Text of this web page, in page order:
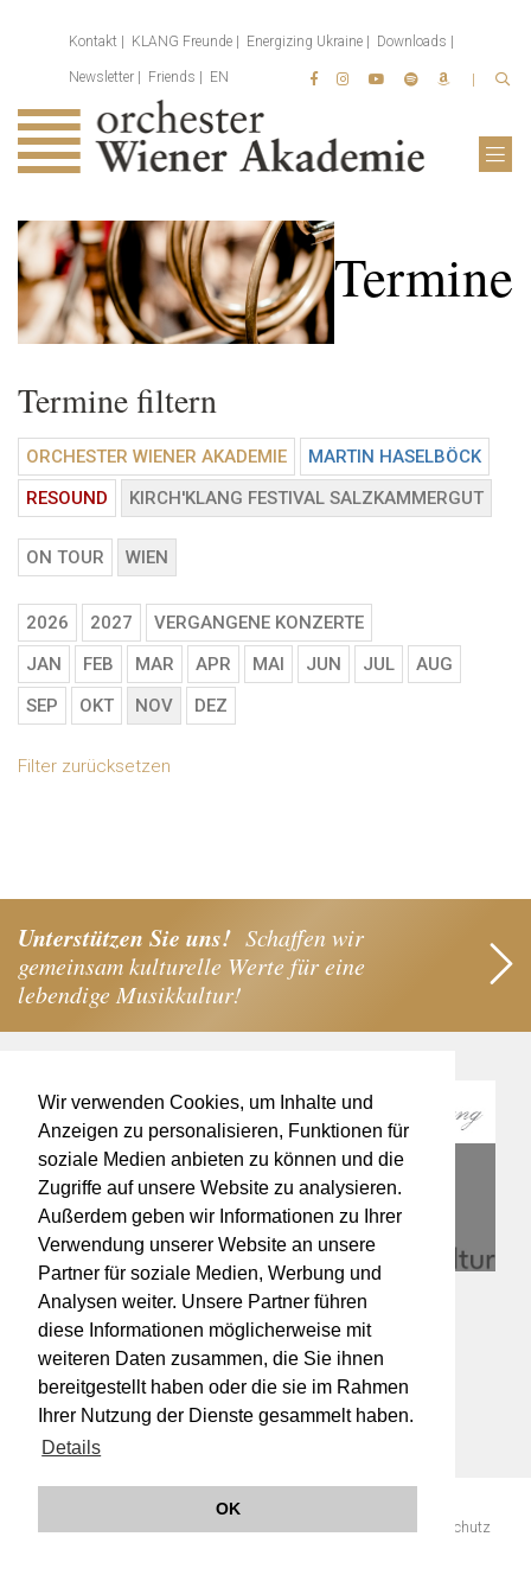
Wir verwenden Cookies, um Inhalte und
Anzeigen zu personalisieren, Funktionen für
soziale Medien anbieten zu können und die
Zugriffe auf unsere Website zu analysieren.
Außerdem geben wir Informationen zu Ihrer
Verwendung unserer Website an unsere
Partner für soziale Medien, Werbung und
Analysen weiter. Unsere Partner führen
diese Informationen möglicherweise mit
weiteren Daten zusammen, die Sie ihnen
bereitgestellt haben oder die sie im Rahmen
Ihrer Nutzung der Dienste gesammelt haben.
Details
OK
Kontakt KLANG Freunde Energizing Ukraine Downloads
Newsletter Friends EN
Termine
Termine filtern
ORCHESTER WIENER AKADEMIE
MARTIN HASELBÖCK
RESOUND
KIRCH'KLANG FESTIVAL SALZKAMMERGUT
ON TOUR WIEN
2026 2027
VERGANGENE KONZERTE
JAN
FEB MAR APR MAI JUN JUL
AUG
SEP
OKT NOV DEZ
Filter zurücksetzen
Unterstützen Sie uns! Schaffen wir
gemeinsam kulturelle Werte für eine
lebendige Musikkultur!
Datenschutz